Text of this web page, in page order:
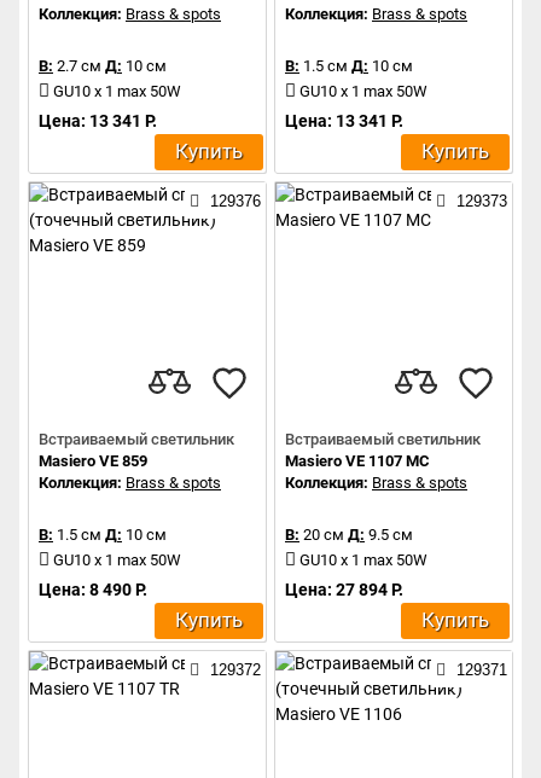
Коллекция: Brass & spots
В: 2.7 см Д: 10 см
GU10 x 1 max 50W
Цена: 13 341 Р.
Купить
Коллекция: Brass & spots
В: 1.5 см Д: 10 см
GU10 x 1 max 50W
Цена: 13 341 Р.
Купить
129376
Встраиваемый светильник
Masiero VE 859
Коллекция: Brass & spots
В: 1.5 см Д: 10 см
GU10 x 1 max 50W
Цена: 8 490 Р.
Купить
129373
Встраиваемый светильник
Masiero VE 1107 MC
Коллекция: Brass & spots
В: 20 см Д: 9.5 см
GU10 x 1 max 50W
Цена: 27 894 Р.
Купить
129372 129371